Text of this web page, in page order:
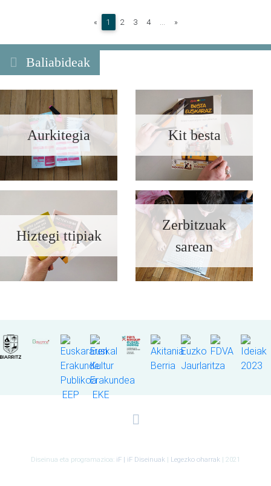
« 1 (current)
2 3 4 ... »
Baliabideak
Aurkitegia Kit besta
Hiztegi ttipiak
Zerbitzuak
sarean
Diseinua eta programazioa: iF | iF Diseinuak Legezko oharrak | 2021